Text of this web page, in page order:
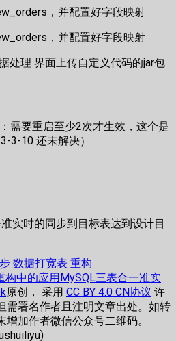
，并配置好字段映射
，并配置好字段映射
处理 界面上传自定义代码的jar包
需要重启至少2次才生效，这个是
3-10 还未解决）
实时的同步到目标表达到设计目
数据打宽表 重构
构中的应用MySQL三表合一准实
原创， 采用 CC BY 4.0 CN协议 许
需署名作者且注明文章出处。如转
加作者微信公众号二维码。